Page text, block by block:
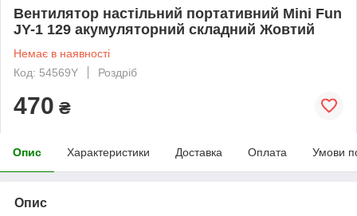
Вентилятор настільний портативний Mini Fun
JY-1 129 акумуляторний складний Жовтий
Немає в наявності
Код: 54569Y
Роздріб
470 ₴
Опис Характеристики Доставка Оплата Умови
Опис